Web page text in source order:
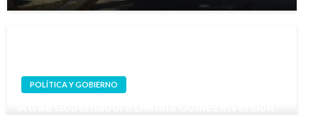
POLÍTICA Y GOBIERNO